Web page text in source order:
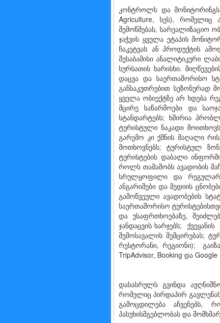
კონტროლს და მონიტორინგს
Agriculture, სეს), რომელიც
შემოწმებას, სარეალიზაციო
ჯაჭვის ყველა ეტაპის
ჩაკეტვას ან პროდუქტის
შესაბამისი ანალიტიკური
სურსათის ხარისხი.
დაცვა და საერთაშორისო
განსაკუთრებით სეზონურად
ყველა ობიექტზე არ ხდება
მცირე საწარმოები და
სტანდარტებს; ხშირია
ტურისტული ნაკადი
გარემო კი ქმნის მაღალი
მოთხოვნებს; ტურისტულ
ტურისტების დაბალი
როლს თამაშობს ავადობის
სრულყოფილი და
ანგარიშები და მედიის
გამოწვეული ავადობების
საერთაშორისო
და უსაფრთხოებაზე,
ჯანდაცვის ხარჯებს;
შემოსავალის შემცირებას;
რესტორანი, რეგიონი);
TripAdvisor, Booking და
დასასრულს გვინდა
რომელიც პირდაპირ გავლენას
გამოცდილება აჩვენებს,
პასუხისმგებლობას და